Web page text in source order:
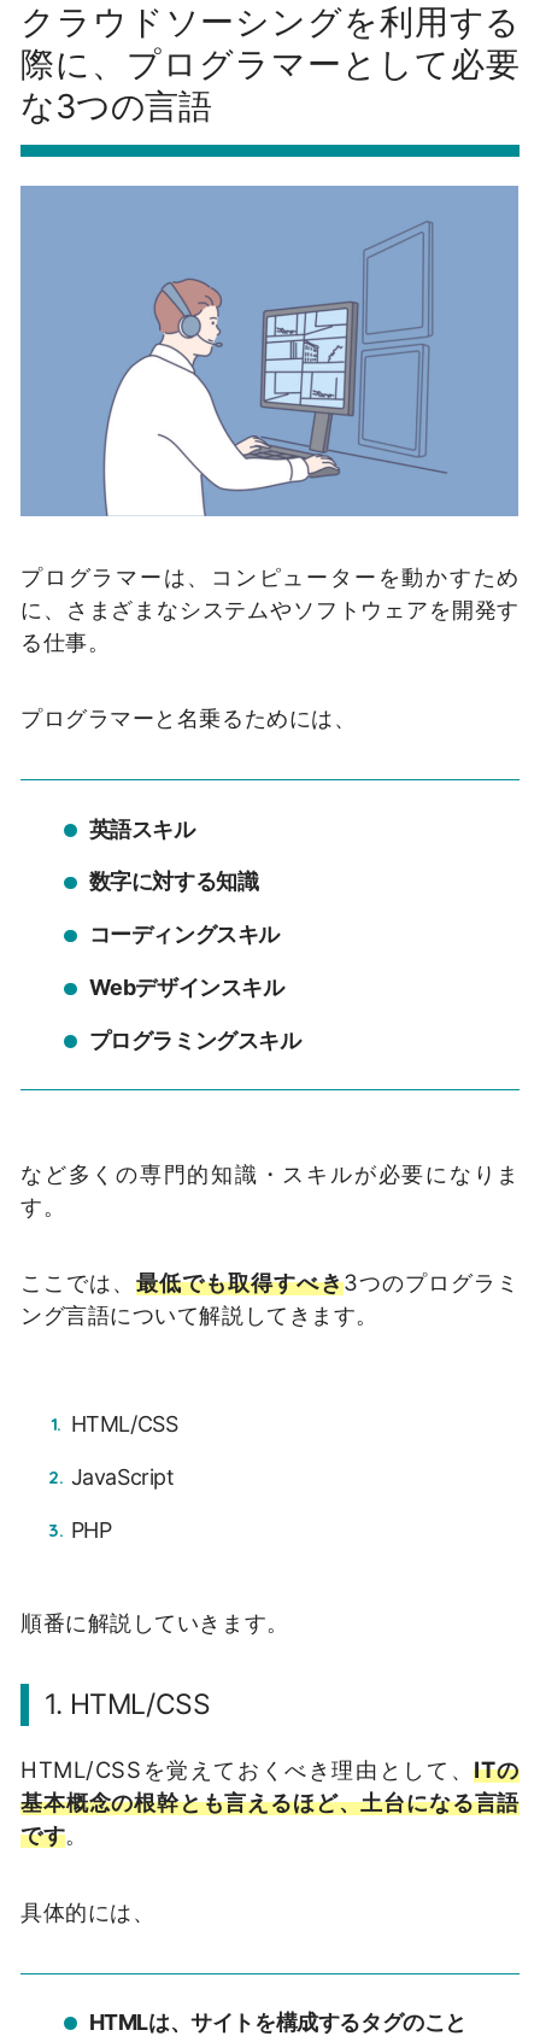
クラウドソーシングを利用する
際に、プログラマーとして必要
な3つの言語
プログラマーは、コンピューターを動かすため
に、さまざまなシステムやソフトウェアを開発す
る仕事。
プログラマーと名乗るためには、
英語スキル
数字に対する知識
コーディングスキル
Webデザインスキル
プログラミングスキル
など多くの専門的知識・スキルが必要になりま
す。
ここでは、 最低でも取得すべき3つのプログラミ
ング言語について解説してきます。
HTML/CSS
JavaScript
PHP
順番に解説していきます。
1. HTML/CSS
HTML/CSSを覚えておくべき理由として、ITの
基本概念の根幹とも言えるほど、土台になる言語
です。
具体的には、
HTMLは、サイトを構成するタグのこと